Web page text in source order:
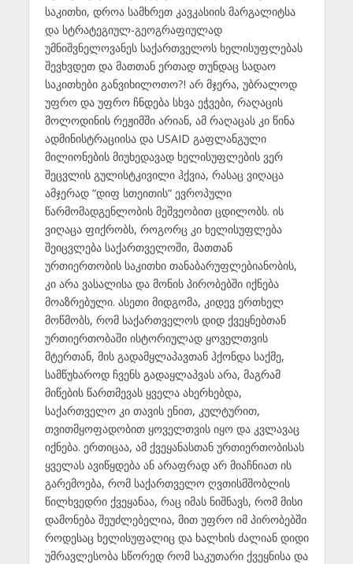
საკითხი, დროა სამხრეთ კავკასიის მარგალიტსა
და სტრატეგიულ-გეოგრაფიულად
უმნიშვნელოვანეს საქართველოს ხელისუფლებას
შევხვდეთ და მათთან ერთად თუნდაც სადაო
საკითხები განვიხილოთო?! არ მჯერა, უბრალოდ
უფრო და უფრო ჩნდება სხვა ეჭვები, რაღაცის
მოლოდინის რეჟიმში არიან, ამ რაღაცას კი წინა
ადმინისტრაციისა და USAID გაფლანგული
მილიონების მიუხედავად ხელისუფლების ვერ
შეცვლის გულისტკივილი ჰქვია, რასაც ვიღაცა
ამჯერად “დიფ სთეითის“ ევროპული
წარმომადგენლობის მეშვეობით ცდილობს. ის
ვიღაცა ფიქრობს, როგორც კი ხელისუფლება
შეიცვლება საქართველოში, მათთან
ურთიერთობის საკითხი თანაბარუფლებიანობის,
კი არა ვასალისა და მონის პირობებში იქნება
მოაზრებული. ასეთი მიდგომა, კიდევ ერთხელ
მოწმობს, რომ საქართველოს დიდ ქვეყნებთან
ურთიერთობაში ისტორიულად ყოველთვის
მტერთან, მის გადამყლაპავთან ჰქონდა საქმე,
სამწუხაროდ ჩვენს გადაყლაპვას არა, მაგრამ
მიწების წართმევას ყველა ახერხებდა,
საქართველო კი თავის ენით, კულტურით,
თვითმყოფადობით ყოველთვის იყო და კვლავაც
იქნება. ერთიცაა, ამ ქვეყანასთან ურთიერთობისას
ყველას ავიწყდება ან არაფრად არ მიაჩნიათ ის
გარემოება, რომ საქართველო ღვთისმშობლის
წილხვედრი ქვეყანაა, რაც იმას ნიშნავს, რომ მისი
დამონება შეუძლებელია, მით უფრო იმ პირობებში
როდესაც ხელისუფალიც და ხალხის ძალიან დიდი
უმრავლესობა სწორედ რომ საკუთარი ქვეყნისა და